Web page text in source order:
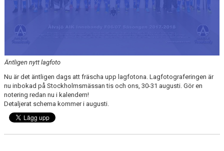
Äntligen nytt lagfoto
Nu är det äntligen dags att fräscha upp lagfotona. Lagfotograferingen är
nu inbokad på Stockholmsmässan tis och ons, 30-31 augusti. Gör en
notering redan nu i kalendern!
Detaljerat schema kommer i augusti.